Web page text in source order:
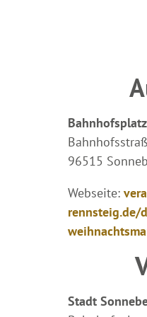
Bahnhofsplatz
96515
Webseite:
rennsteig.de/
Stadt